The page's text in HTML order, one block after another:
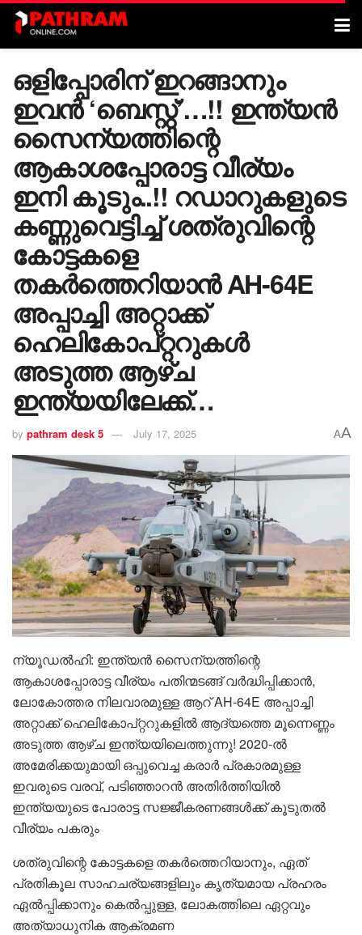
ഒളിപ്പോരിന് ഇറങ്ങാനും
ഇവൻ ‘ബെസ്റ്റ്’…!! ഇന്ത്യൻ
സൈന്യത്തിന്റെ
ആകാശപ്പോരാട്ട വീര്യം
ഇനി കൂടും..!! റഡാറുകളുടെ
കണ്ണുവെട്ടിച്ച് ശത്രുവിന്റെ
കോട്ടകളെ
തകർത്തെറിയാൻ AH-64E
അപ്പാച്ചി അറ്റാക്ക്
ഹെലികോപ്റ്ററുകൾ
അടുത്ത ആഴ്ച
ഇന്ത്യയിലേക്ക്…
by pathram desk 5 July 17, 2025 AA
ന്യൂ​ഡൽഹി: ഇന്ത്യൻ സൈന്യത്തിന്റെ
ആകാശപ്പോരാട്ട വീര്യം പതിന്മടങ്ങ് വർദ്ധിപ്പിക്കാൻ,
ലോകോത്തര നിലവാരമുള്ള ആറ് AH-64E അപ്പാച്ചി
അറ്റാക്ക് ഹെലികോപ്റ്ററുകളിൽ ആദ്യത്തെ മൂന്നെണ്ണം
അടുത്ത ആഴ്ച ഇന്ത്യയിലെത്തുന്നു! 2020-ൽ
അമേരിക്കയുമായി ഒപ്പുവെച്ച കരാർ പ്രകാരമുള്ള
ഇവരുട‌െ വരവ്, പടിഞ്ഞാറൻ അതിർത്തിയിൽ
ഇന്ത്യയുടെ പോരാട്ട സജ്ജീകരണങ്ങൾക്ക് കൂടുതൽ
വീര്യം പകരും
ശത്രുവിന്റെ കോട്ടകളെ തകർത്തെറിയാനും, ഏത്
പ്രതികൂല സാഹചര്യങ്ങളിലും കൃത്യമായ പ്രഹരം
ഏൽപ്പിക്കാനും കെൽപ്പുള്ള, ലോകത്തിലെ ഏറ്റവും
അത്യാധുനിക ആക്രമണ